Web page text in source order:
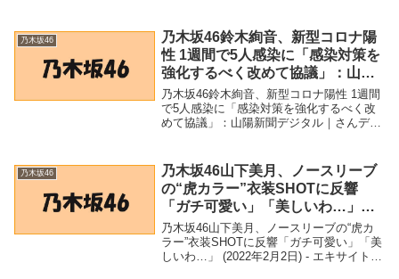
Webポータル 乃木坂4...
乃木坂46
乃木坂46鈴木絢音、新型コロナ陽
性 1週間で5人感染に「感染対策を
強化するべく改めて協議」：山陽
新聞デジタル｜さんデジ – 山陽新
聞デジタル
乃木坂46鈴木絢音、新型コロナ陽性 1週間
で5人感染に「感染対策を強化するべく改
めて協議」：山陽新聞デジタル｜さんデジ
で5人感染に「感染対策を強化するべく...
乃木坂46
乃木坂46山下美月、ノースリーブ
の“虎カラー”衣装SHOTに反響
「ガチ可愛い」「美しいわ…」
(2022年2月2日) – エキサイトニュ
ース
乃木坂46山下美月、ノースリーブの“虎カ
ラー”衣装SHOTに反響「ガチ可愛い」「美
しいわ…」 (2022年2月2日) - エキサイトニ